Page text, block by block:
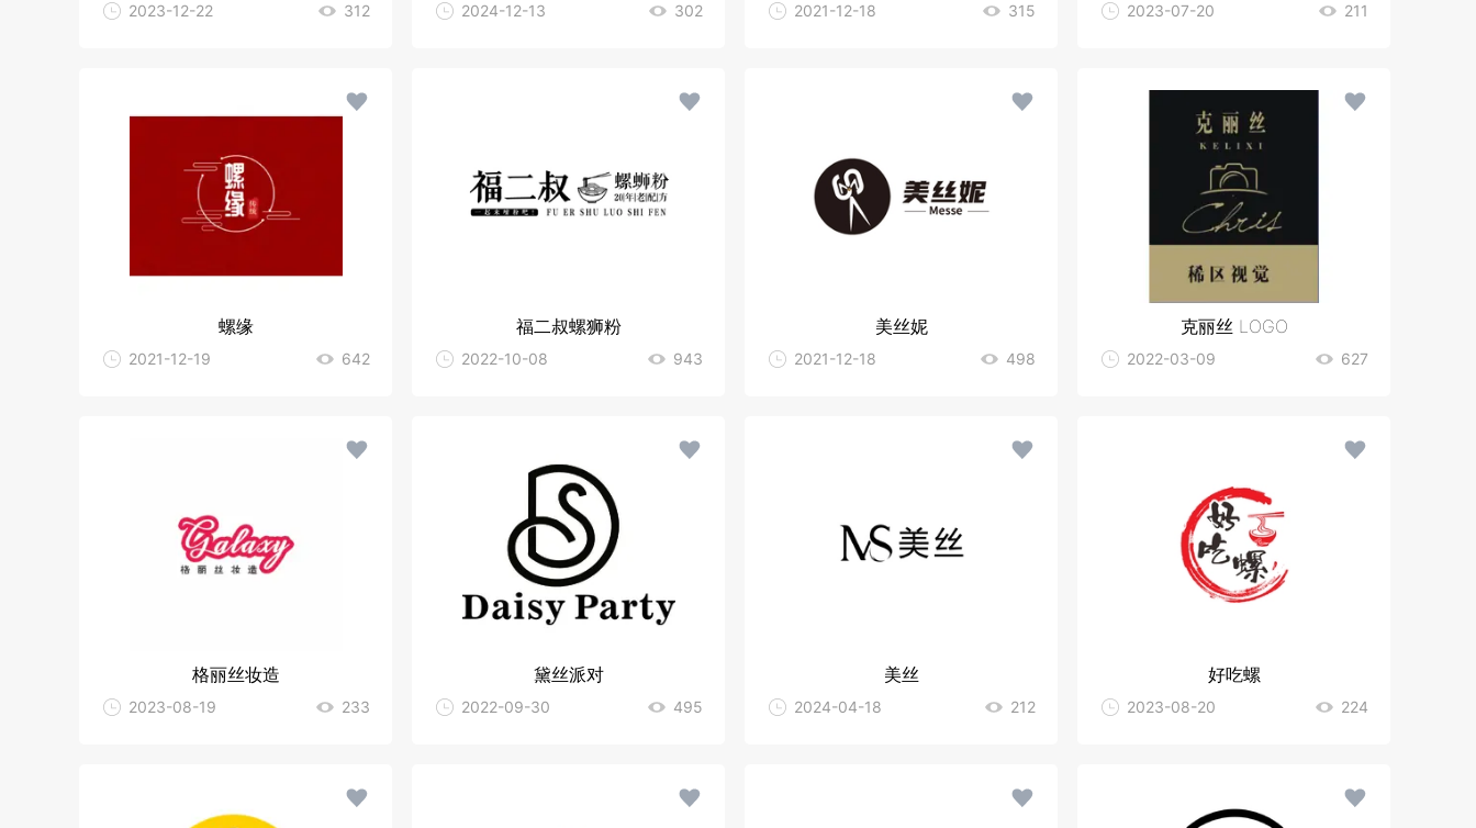
2023-12-22 312 2024-12-13 302 2021-12-18 315 2023-07-20 211
螺缘
2021-12-19 642
福二叔螺狮粉
2022-10-08 943
美丝妮
2021-12-18 498
克丽丝 LOGO
2022-03-09 627
格丽丝妆造
2023-08-19 233
黛丝派对
2022-09-30 495
美丝
2024-04-18 212
好吃螺
2023-08-20 224